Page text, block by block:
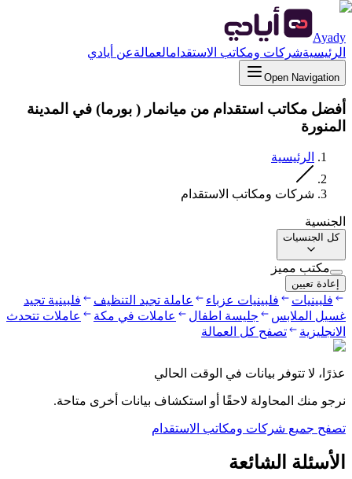
Ayady
الرئيسيةشركات ومكاتب الاستقدامالعمالةعن أيادي
Open Navigation
أفضل مكاتب استقدام من ميانمار ( بورما) في المدينة
المنورة
الرئيسية
شركات ومكاتب الاستقدام
الجنسية
كل الجنسيات
مكتب مميز
إعادة تعيين
فلبينيات فلبينيات عزباء عاملة تجيد التنظيف
فلبينية تجيد
غسيل الملابس
جليسة اطفال عاملات في مكة
عاملات تتحدث
الانجليزية
تصفح كل العمالة
عذرًا، لا تتوفر بيانات في الوقت الحالي
نرجو منك المحاولة لاحقًا أو استكشاف بيانات أخرى متاحة.
تصفح جميع شركات ومكاتب الاستقدام
الأسئلة الشائعة